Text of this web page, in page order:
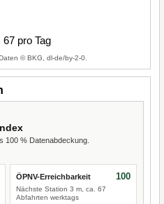
67 pro Tag
Daten © BKG, dl-de/by-2-0.
100 % Datenabdeckung.
ÖPNV-Erreichbarkeit
Nächste Station 3 m, ca. 67
Abfahrten werktags
100